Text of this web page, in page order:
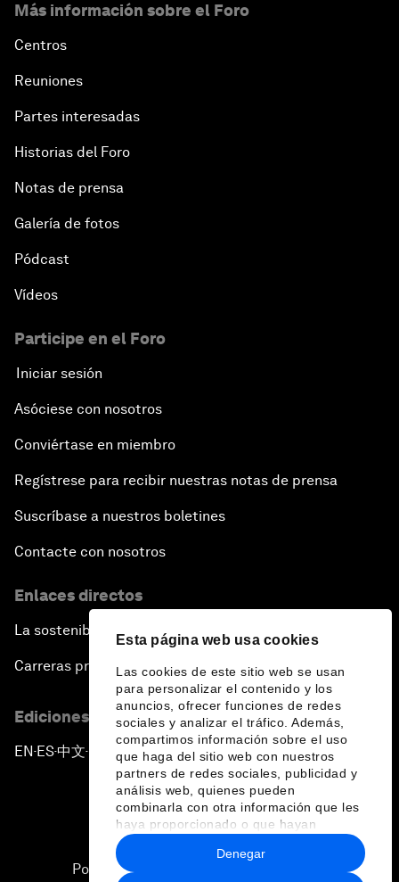
Esta página web usa cookies
Las cookies de este sitio web se usan
para personalizar el contenido y los
anuncios, ofrecer funciones de redes
sociales y analizar el tráfico. Además,
compartimos información sobre el uso
que haga del sitio web con nuestros
partners de redes sociales, publicidad y
análisis web, quienes pueden
combinarla con otra información que les
haya proporcionado o que hayan
recopilado a partir del uso que haya
hecho de sus servicios.
Denegar
A Roadmap for Transition
Más información sobre el Foro
Centros
Reuniones
Partes interesadas
Historias del Foro
Notas de prensa
Galería de fotos
Pódcast
Vídeos
Participe en el Foro
Iniciar sesión
Asóciese con nosotros
Conviértase en miembro
Regístrese para recibir nuestras notas de prensa
Suscríbase a nuestros boletines
Contacte con nosotros
Enlaces directos
La sostenibilidad en el Foro
Carreras profesionales
Ediciones en otros idiomas
EN ▪ES▪中文▪ 日本語
Política de privacidad y normas de uso